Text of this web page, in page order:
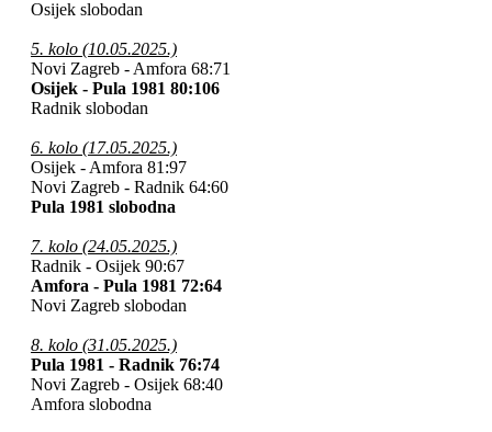
Osijek slobodan
5. kolo (10.05.2025.)
Novi Zagreb - Amfora 68:71
Osijek - Pula 1981 80:106
Radnik slobodan
6. kolo (17.05.2025.)
Osijek - Amfora 81:97
Novi Zagreb - Radnik 64:60
Pula 1981 slobodna
7. kolo (24.05.2025.)
Radnik - Osijek 90:67
Amfora - Pula 1981 72:64
Novi Zagreb slobodan
8. kolo (31.05.2025.)
Pula 1981 - Radnik 76:74
Novi Zagreb - Osijek 68:40
Amfora slobodna